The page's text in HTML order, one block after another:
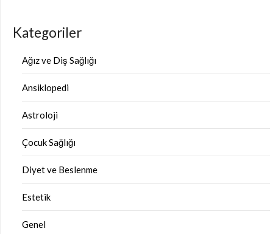
Kategoriler
Ağız ve Diş Sağlığı
Ansiklopedi
Astroloji
Çocuk Sağlığı
Diyet ve Beslenme
Estetik
Genel